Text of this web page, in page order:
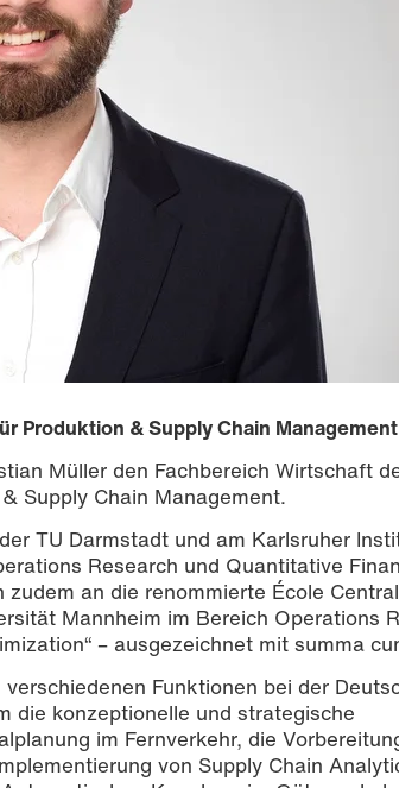
Produktion & Supply Chain Management
Müller den Fachbereich Wirtschaft
Supply Chain Management.
TU Darmstadt und am Karlsruher
Research und Quantitative
an die renommierte École
Mannheim im Bereich Operations
– ausgezeichnet mit summa
Funktionen bei der
die konzeptionelle und strategische
im Fernverkehr, die
von Supply Chain